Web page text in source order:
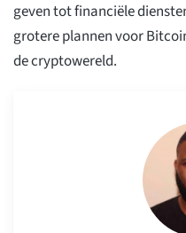
geven tot financiële
grotere plannen voor
de cryptowereld.